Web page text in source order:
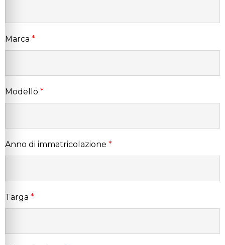
Marca *
Modello *
Anno di immatricolazione *
Targa *